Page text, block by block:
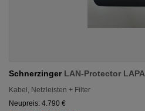
Schnerzinger LAN-Protector LAPA
Kabel, Netzleisten + Filter
Neupreis: 4.790 €